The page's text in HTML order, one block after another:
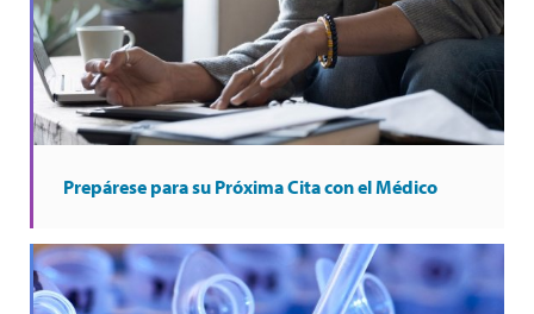
Prepárese para su Próxima Cita con el Médico